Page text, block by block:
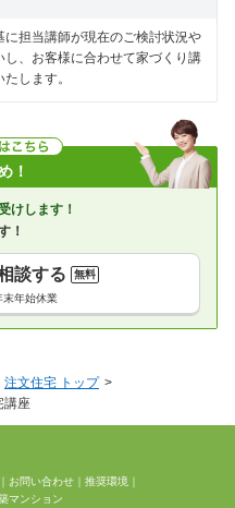
に担当講師が現在のご検討状況や
し、お客様に合わせて家づくり講
します。
！
けします！
！
談する
無料
年始休業
注文住宅 トップ
講座
｜ お問い合わせ ｜ 推奨環境 ｜
マンション